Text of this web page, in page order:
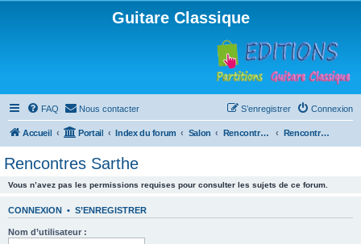
Guitare Classique
FAQ Nous contacter Connexion
S’enregistrer
Accueil Portail Index du forum Salon Rencontres musicales Rencontres Sarthe
Rencontres Sarthe
Vous n’avez pas les permissions requises pour consulter les sujets de ce forum.
CONNEXION • S’ENREGISTRER
Nom d’utilisateur :